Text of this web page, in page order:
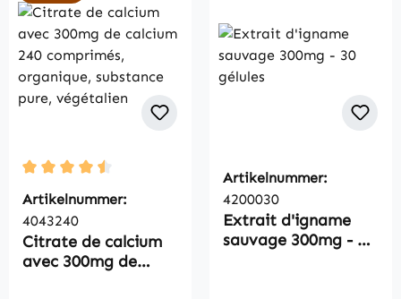
Durchschnittliche Bewertung von 4.5 von 5 Sternen
Artikelnummer:
4043240
Citrate de calcium
avec 300mg de
Artikelnummer:
4200030
Extrait d'igname
sauvage 300mg - 30